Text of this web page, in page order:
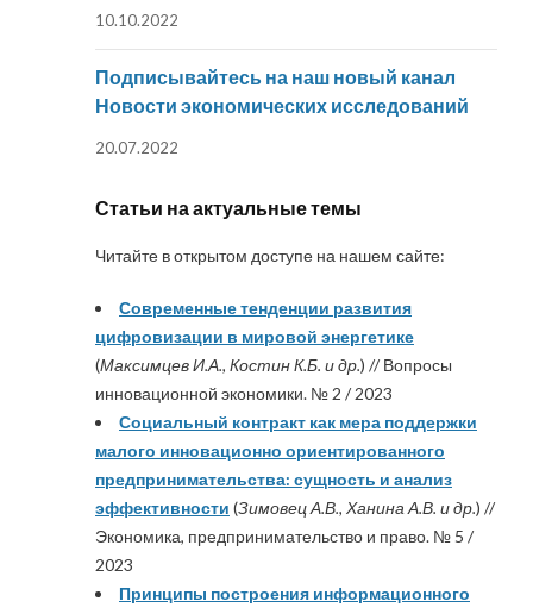
10.10.2022
Подписывайтесь на наш новый канал
Новости экономических исследований
20.07.2022
Статьи на актуальные темы
Читайте в открытом доступе на нашем сайте:
Современные тенденции развития
цифровизации в мировой энергетике
(Максимцев И.А., Костин К.Б. и др.) // Вопросы
инновационной экономики. № 2 / 2023
Социальный контракт как мера поддержки
малого инновационно ориентированного
предпринимательства: сущность и анализ
эффективности (Зимовец А.В., Ханина А.В. и др.) //
Экономика, предпринимательство и право. № 5 /
2023
Принципы построения информационного